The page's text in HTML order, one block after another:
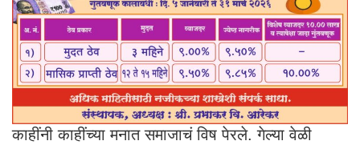
काहींनी काहींच्या मनात समाजाचं विष पेरले. गेल्या वेळी